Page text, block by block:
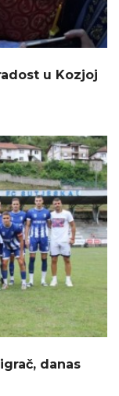
u Kozjoj
danas